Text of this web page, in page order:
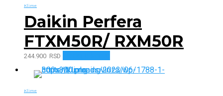
Klime
Daikin Perfera
FTXM50R/ RXM50R
244.900 RSD
Klime